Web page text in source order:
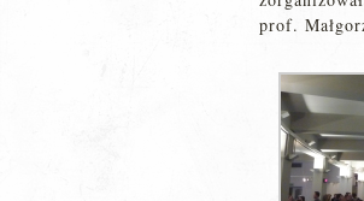
prof.